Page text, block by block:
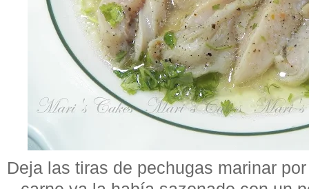
Deja las tiras de pechugas marinar